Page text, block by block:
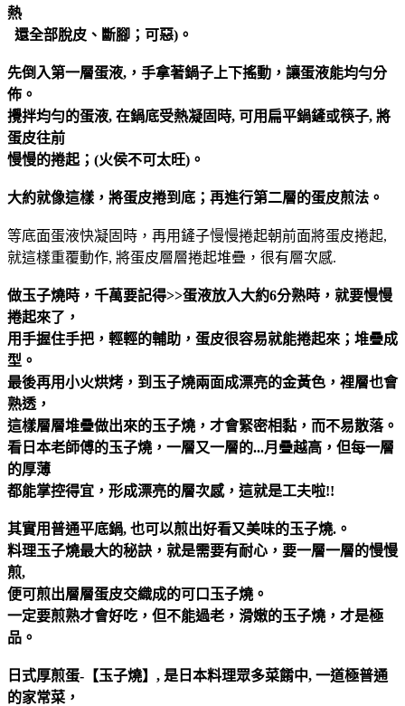
熱
還全部脫皮、斷腳；可惡)。
先倒入第一層蛋液,，手拿著鍋子上下搖動，讓蛋液能均勻分
佈。
攪拌均勻的蛋液, 在鍋底受熱凝固時, 可用扁平鍋鏟或筷子, 將
蛋皮往前
慢慢的捲起；(火侯不可太旺)。
大約就像這樣，將蛋皮捲到底；再進行第二層的蛋皮煎法。
等底面蛋液快凝固時，再用鏟子慢慢捲起朝前面將蛋皮捲起,
就這樣重覆動作, 將蛋皮層層捲起堆疊，很有層次感.
做玉子燒時，千萬要記得>>蛋液放入大約6分熟時，就要慢慢
捲起來了，
用手握住手把，輕輕的輔助，蛋皮很容易就能捲起來；堆疊成
型。
最後再用小火烘烤，到玉子燒兩面成漂亮的金黃色，裡層也會
熟透，
這樣層層堆疊做出來的玉子燒，才會緊密相黏，而不易散落。
看日本老師傅的玉子燒，一層又一層的...月疊越高，但每一層
的厚薄
都能掌控得宜，形成漂亮的層次感，這就是工夫啦!!
其實用普通平底鍋, 也可以煎出好看又美味的玉子燒.。
料理玉子燒最大的秘訣，就是需要有耐心，要一層一層的慢慢
煎,
便可煎出層層蛋皮交織成的可口玉子燒。
一定要煎熟才會好吃，但不能過老，滑嫩的玉子燒，才是極
品。
日式厚煎蛋-【玉子燒】, 是日本料理眾多菜餚中, 一道極普通
的家常菜，